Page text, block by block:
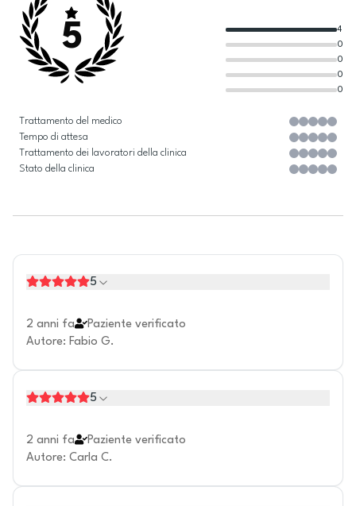
5
0
0
0
0
4
Trattamento del medico
Tempo di attesa
Trattamento dei lavoratori della clinica
Stato della clinica
5
2 anni fa
Paziente verificato
Autore: Fabio G.
5
2 anni fa
Paziente verificato
Autore: Carla C.